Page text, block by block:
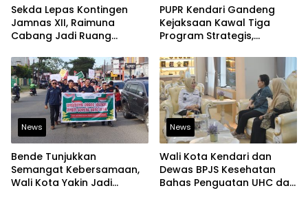
Sekda Lepas Kontingen
Jamnas XII, Raimuna
Cabang Jadi Ruang
dan Berjiwa Pemimpin
PUPR Kendari Gandeng
Kejaksaan Kawal Tiga
Program Strategis,
Bangun Infrastruktur
Berintegritas
News
Bende Tunjukkan
Semangat Kebersamaan,
Wali Kota Yakin Jadi
News
Wali Kota Kendari dan
Dewas BPJS Kesehatan
Bahas Penguatan UHC dan